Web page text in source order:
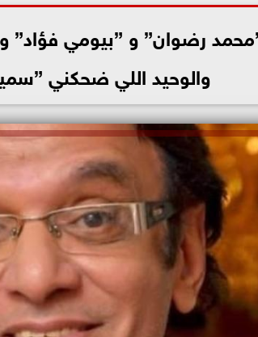
رضوان” و ”بيومي
والوحيد اللي ضحكني